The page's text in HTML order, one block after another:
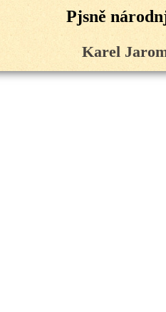
Pjsně
Karel